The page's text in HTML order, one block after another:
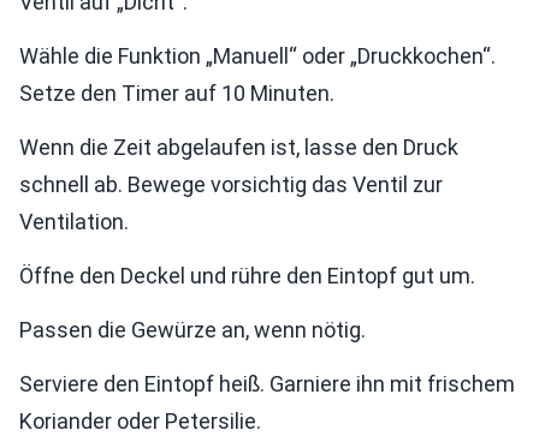
Wähle die Funktion „Manuell“ oder „Druckkochen“.
Setze den Timer auf 10 Minuten.
Wenn die Zeit abgelaufen ist, lasse den Druck
schnell ab. Bewege vorsichtig das Ventil zur
Ventilation.
Öffne den Deckel und rühre den Eintopf gut um.
Passen die Gewürze an, wenn nötig.
Serviere den Eintopf heiß. Garniere ihn mit frischem
Koriander oder Petersilie.